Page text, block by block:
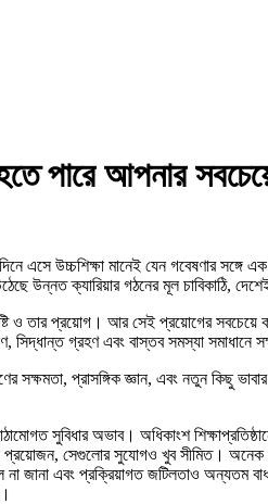
পারে আপনার
এসে উচ্চশিক্ষা মানেই যেন গবেষণার
উন্নত ক্যারিয়ার গঠনের মূল চাবিকাঠি,
সৃষ্টি ও তার প্রয়োগ। আর সেই প্রয়োগের
সিদ্ধান্ত গ্রহণ এবং বাস্তব সমস্যা সমাধানে
সক্ষমতা, প্রাসঙ্গিক জ্ঞান, এবং নতুন
সুবিধার অভাব। অধিকাংশ
প্রয়োজন, সেগুলোর সুযোগও খুব সীমিত।
না জানা এবং প্রক্রিয়াগত জটিলতাও